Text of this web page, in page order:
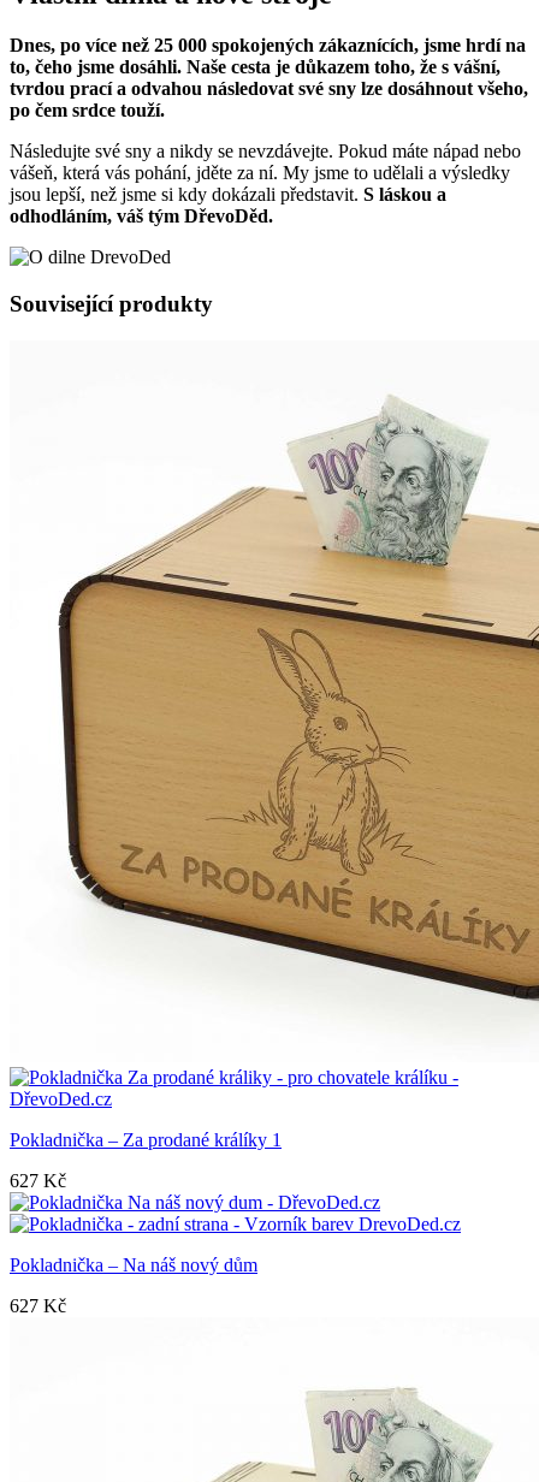
Dnes, po více než 25 000 spokojených zákaznících, jsme hrdí na
to, čeho jsme dosáhli. Naše cesta je důkazem toho, že s vášní,
tvrdou prací a odvahou následovat své sny lze dosáhnout všeho,
po čem srdce touží.
Následujte své sny a nikdy se nevzdávejte. Pokud máte nápad nebo
vášeň, která vás pohání, jděte za ní. My jsme to udělali a výsledky
jsou lepší, než jsme si kdy dokázali představit. S láskou a
odhodláním, váš tým DřevoDěd.
Související produkty
Pokladnička – Za prodané králíky 1
627 Kč
Pokladnička – Na náš nový dům
627 Kč